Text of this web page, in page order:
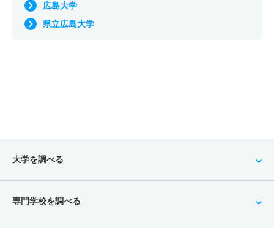
広島大学
県立広島大学
大学を調べる
専門学校を調べる